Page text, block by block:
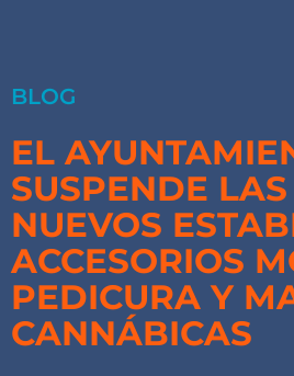
BLOG
EL
SUSPENDE
NUEVOS
ACCESORIOS
PEDICURA Y
CANNÁBICAS